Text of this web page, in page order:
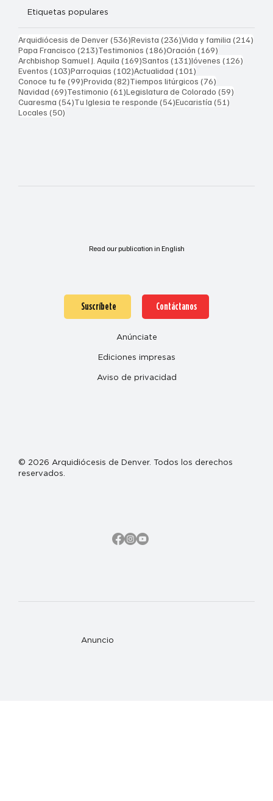
Etiquetas populares
Arquidiócesis de Denver(536)536 entradas
Revista (236)236 entradas
Vida y familia (214)
Papa Francisco (213)213 entradas
Testimonios (186)186 entradas
Oración (169)
Archbishop Samuel J. Aquila (169)169 entradas
Santos (131)131 entradas
Jóvenes (126)
Eventos (103)103 entradas
Parroquias (102)102 entradas
Actualidad (101)
Conoce tu fe (99)99 entradas
Provida (82)82 entradas
Tiempos litúrgicos (76)
Navidad (69)69 entradas
Testimonio (61)61 entradas
Legislatura de Colorado (59)
Cuaresma (54)54 entradas
Tu Iglesia te responde (54)54 entradas
Eucaristía (51)
Locales (50)
Read our publication in English
Anuncio
Suscríbete Contáctanos
Anúnciate
Ediciones impresas
Aviso de privacidad
© 2026 Arquidiócesis de Denver. Todos los derechos
reservados.